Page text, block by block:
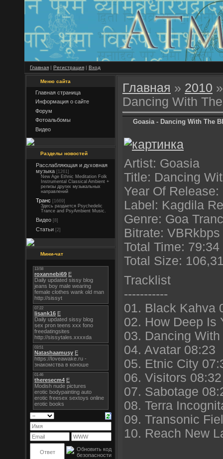
Главная | Регистрация | Вход
Меню сайта
Главная страница
Информация о сайте
Форум
Фотоальбомы
Видео
Разделы новостей
Расслабляющая и духовная
музыка [1261]
New Age Ethnic Meditation Folk
Instrumental Classical Ambient +
релизы других музыкальных
направлений
Транс [1669]
Здесь раздается Psychedelic
Trance and PsyAmbient Music.
Видео [8]
Статьи [2]
Мини-чат
Главная » 2010 »
Dancing With
Goasia - Dancing With The
Artist: Goasia
Title: Dancing
Year Of
Label: Kagdila
Genre: Goa
Bitrate:
Total Time: 79:34
Total Size:
Tracklist
-----------
01. Black Kahva
02. How Deep Is
03. Dancing
04. Avatar 08:23
05. Etnic City
06. Visitors 08:32
07. Sabotage
08. Terra
09. Transonic
10. Reach New